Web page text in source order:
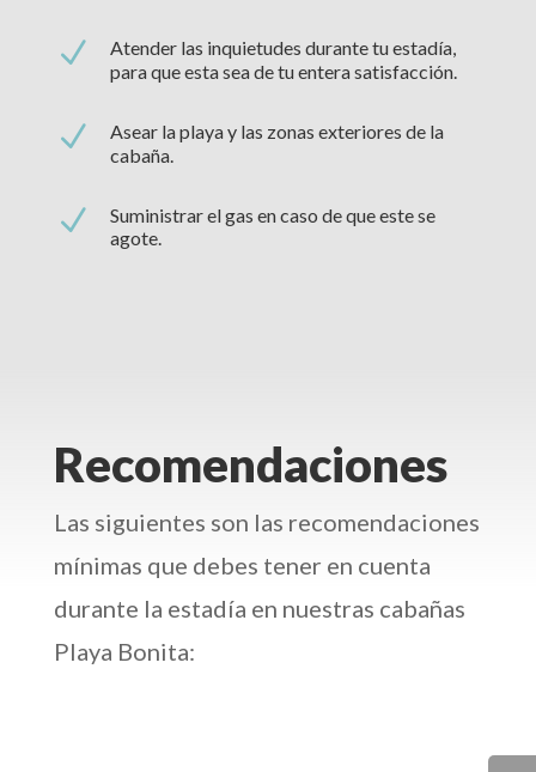
N
Atender las inquietudes durante tu estadía,
para que esta sea de tu entera satisfacción.
N
Asear la playa y las zonas exteriores de la
cabaña.
N
Suministrar el gas en caso de que este se
agote.
Recomendaciones
Las siguientes son las recomendaciones
mínimas que debes tener en cuenta
durante la estadía en nuestras cabañas
Playa Bonita: